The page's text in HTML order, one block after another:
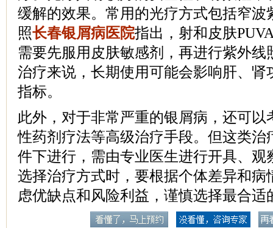
缓解的效果。常用的光疗方式包括窄波
照长春银屑病医院指出，射和皮肤
需要先服用皮肤敏感剂，再进行紫外线
治疗来说，长期使用可能会影响肝、肾
指标。
此外，对于非常严重的银屑病，还可以
性药剂疗法等高级治疗手段。但这类治
件下进行，需由专业医生进行开具、观
选择治疗方式时，要根据个体差异和病
虑优缺点和风险利益，谨慎选择最合适